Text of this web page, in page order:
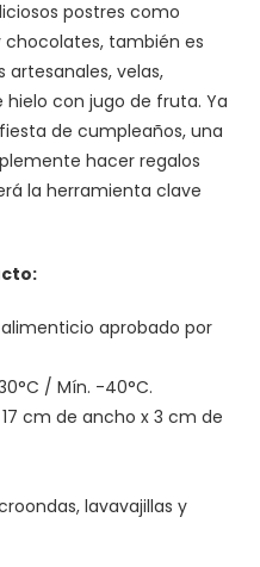
postres como
también es
velas,
con jugo de fruta. Ya
de cumpleaños, una
hacer regalos
la herramienta clave
aprobado por
/ Mín. -40°C.
cm de ancho x 3 cm de
lavavajillas y